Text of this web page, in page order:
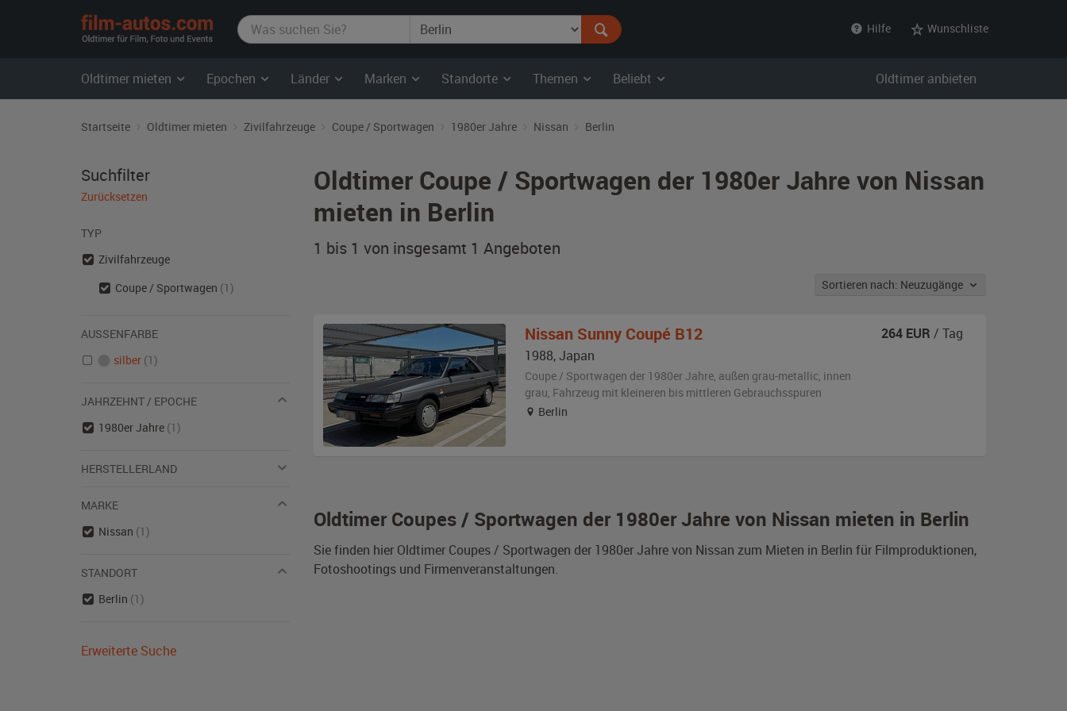
film-
autos.com
Hilfe Wunschliste
Oldtimer mieten Epochen Länder Marken Standorte Themen Beliebt Oldtimer anbieten
Startseite Oldtimer mieten Zivilfahrzeuge Coupe / Sportwagen 1980er Jahre Nissan Berlin
Oldtimer Coupe / Sportwagen der 1980er Jahre von Nissan
mieten in Berlin
1 bis 1 von insgesamt 1 Angeboten
Sortieren nach: Neuzugänge
Oldtimer Coupes / Sportwagen der 1980er Jahre von Nissan mieten in Berlin
Sie finden hier Oldtimer Coupes / Sportwagen der 1980er Jahre von Nissan zum Mieten in Berlin für Filmproduktionen,
Fotoshootings und Firmenveranstaltungen.
Nissan Sunny Coupé B12
1988,Japan
Coupe / Sportwagen der 1980er Jahre, außen grau-metallic, innen
grau, Fahrzeug mit kleineren bis mittleren Gebrauchsspuren
Berlin
264 EUR / Tag
Suchfilter
Zurücksetzen
TYP
Zivilfahrzeuge
Coupe / Sportwagen (1)
AUSSENFARBE
silber (1)
JAHRZEHNT / EPOCHE
1980er Jahre (1)
HERSTELLERLAND
MARKE
Nissan (1)
STANDORT
Berlin (1)
Erweiterte Suche